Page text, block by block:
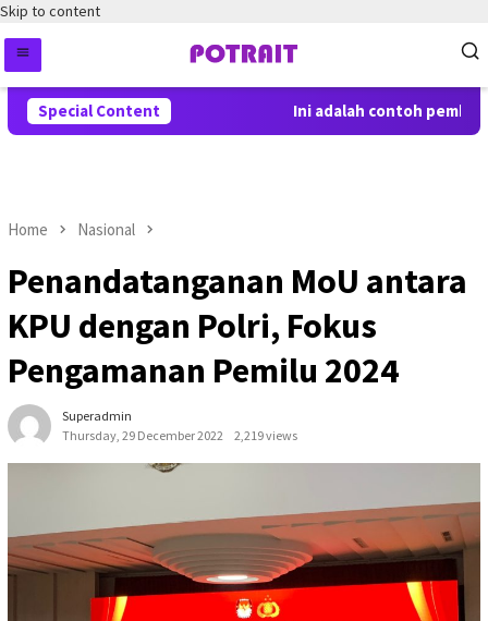
Skip to content
Special Content Ini adalah contoh
Home Nasional
Penandatanganan MoU antara
KPU dengan Polri, Fokus
Pengamanan Pemilu 2024
Superadmin
Thursday, 29 December 2022
2,219 views